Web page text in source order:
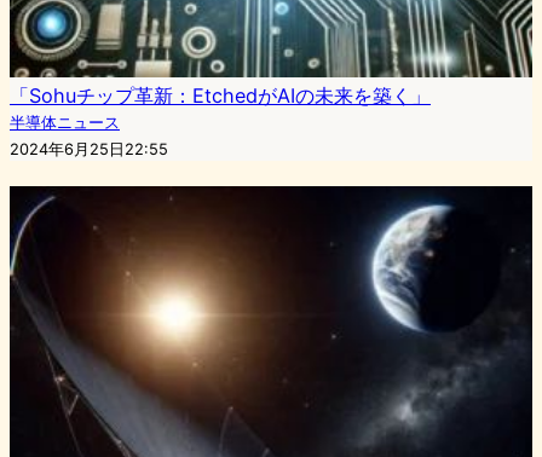
「Sohuチップ革新：EtchedがAIの未来を築く」
半導体ニュース
2024年6月25日22:55